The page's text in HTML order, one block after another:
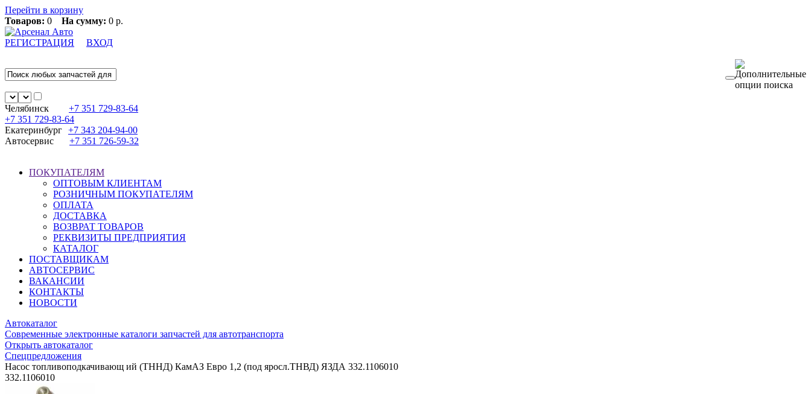
Перейти в корзину
Товаров: 0 На сумму: 0 р.
РЕГИСТРАЦИЯ ВХОД
Челябинск +7 351 729-83-64
+7 351 729-83-64
Екатеринбург +7 343 204-94-00
Автосервис
+7 351 726-59-32
ПОКУПАТЕЛЯМ
ОПТОВЫМ КЛИЕНТАМ
РОЗНИЧНЫМ ПОКУПАТЕЛЯМ
ОПЛАТА
ДОСТАВКА
ВОЗВРАТ ТОВАРОВ
РЕКВИЗИТЫ ПРЕДПРИЯТИЯ
КАТАЛОГ
ПОСТАВЩИКАМ
АВТОСЕРВИС
ВАКАНСИИ
КОНТАКТЫ
НОВОСТИ
Автокаталог
Современные электронные каталоги запчастей для автотранспорта
Открыть автокаталог
Спецпредложения
Насос топливоподкачивающ ий (ТННД) КамАЗ Евро 1,2 (под яросл.ТНВД) ЯЗДА 332.1106010
332.1106010